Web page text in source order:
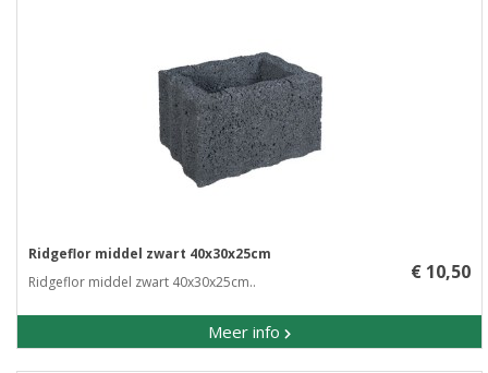
Ridgeflor middel zwart 40x30x25cm
Ridgeflor middel zwart 40x30x25cm..
Meer info
€ 10,50